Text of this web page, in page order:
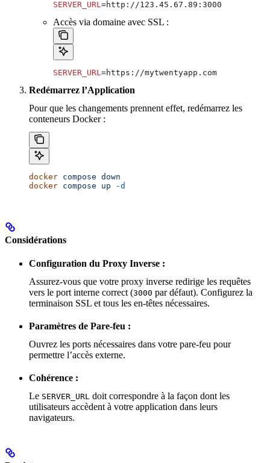
SERVER_URL =http://123.45.67.89:3000
Accès via domaine avec SSL :
SERVER_URL =https://mytwentyapp.com
Redémarrez l’Application
Pour que les changements prennent effet, redémarrez les
conteneurs Docker :
docker compose down
docker compose up -d
Considérations
Configuration du Proxy Inverse :
Assurez-vous que votre proxy inverse redirige les requêtes
vers le port interne correct (3000 par défaut). Configurez la
terminaison SSL et tous les en-têtes nécessaires.
Paramètres de Pare-feu :
Ouvrez les ports nécessaires dans votre pare-feu pour
permettre l’accès externe.
Cohérence :
Le SERVER_URL doit correspondre à la façon dont les
utilisateurs accèdent à votre application dans leurs
navigateurs.